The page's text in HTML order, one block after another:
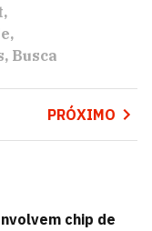
Busca
PRÓXIMO
chip de